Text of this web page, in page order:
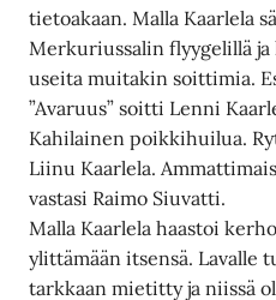
tietoakaan. Malla Kaarlela
Merkuriussalin flyygelillä
useita muitakin soittimia.
”Avaruus” soitti Lenni
Kahilainen poikkihuilua.
Liinu Kaarlela.
vastasi Raimo Siuvatti.
Malla Kaarlela haastoi
ylittämään itsensä. Lavalle
tarkkaan mietitty ja niissä